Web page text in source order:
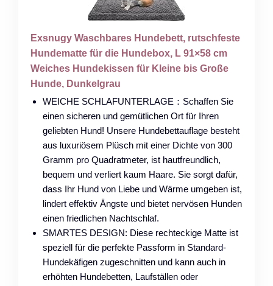
Exsnugy Waschbares Hundebett, rutschfeste
Hundematte für die Hundebox, L 91×58 cm
Weiches Hundekissen für Kleine bis Große
Hunde, Dunkelgrau
WEICHE SCHLAFUNTERLAGE：Schaffen Sie
einen sicheren und gemütlichen Ort für Ihren
geliebten Hund! Unsere Hundebettauflage besteht
aus luxuriösem Plüsch mit einer Dichte von 300
Gramm pro Quadratmeter, ist hautfreundlich,
bequem und verliert kaum Haare. Sie sorgt dafür,
dass Ihr Hund von Liebe und Wärme umgeben ist,
lindert effektiv Ängste und bietet nervösen Hunden
einen friedlichen Nachtschlaf.
SMARTES DESIGN: Diese rechteckige Matte ist
speziell für die perfekte Passform in Standard-
Hundekäfigen zugeschnitten und kann auch in
erhöhten Hundebetten, Laufställen oder